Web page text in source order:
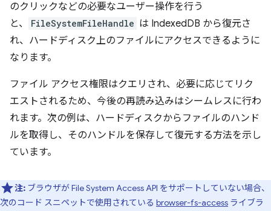
のクリックなどの必要なユーザー操作を行う
と、
FileSystemFileHandle は IndexedDB から復元さ
れ、ハードディスク上のファイルにアクセスできるように
なります。
ファイル アクセス権限はクエリされ、必要に応じてリク
エストされるため、今後の再読み込みはシームレスに行わ
れます。次の例は、ハードディスクからファイルのハンド
ルを取得し、そのハンドルを保存して復元する方法を示し
ています。
注: ブラウザが File System Access API をサポートしていない場合、
次のコード スニペットで使用されている browser-fs-access ライブラ